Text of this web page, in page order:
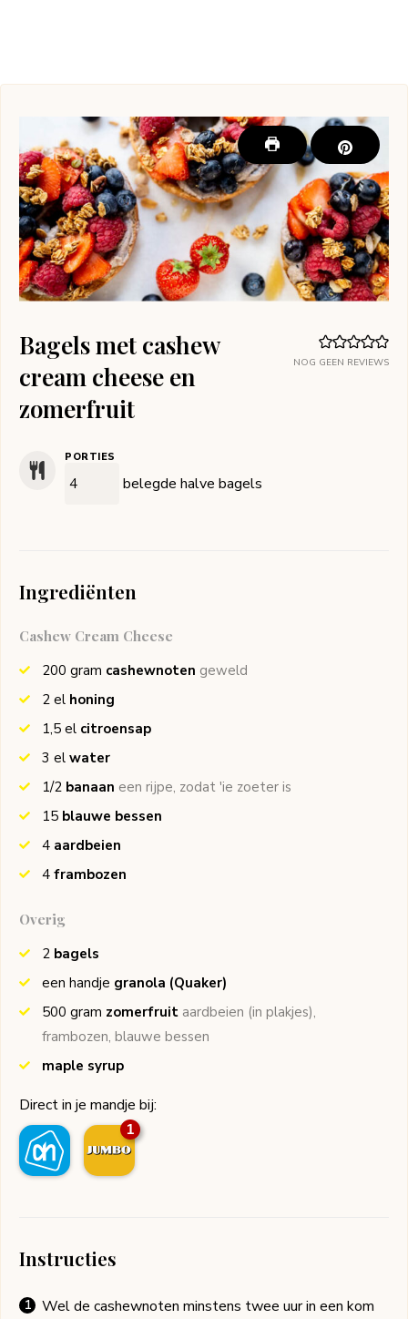
NOG GEEN REVIEWS
Bagels met cashew
cream cheese en
zomerfruit
PORTIES
belegde halve bagels
Ingrediënten
Cashew Cream Cheese
200 gram cashewnoten geweld
2 el honing
1,5 el citroensap
3 el water
1/2 banaan een rijpe, zodat 'ie zoeter is
15 blauwe bessen
4 aardbeien
4 frambozen
Overig
2 bagels
een handje granola (Quaker)
500 gram zomerfruit aardbeien (in plakjes),
frambozen, blauwe bessen
maple syrup
Direct in je mandje bij:
1
Instructies
Wel de cashewnoten minstens twee uur in een kom